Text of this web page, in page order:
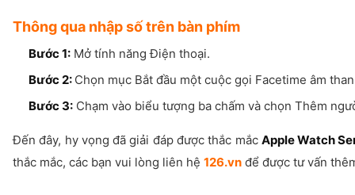
Thông qua nhập số trên bàn phím
Bước 1: Mở tính năng Điện thoại.
Bước 2: Chọn mục Bắt đầu một cuộc gọi Facetime âm
Bước 3: Chạm vào biểu tượng ba chấm và chọn Thêm
Đến đây, hy vọng đã giải đáp được thắc mắc Apple Watch
thắc mắc, các bạn vui lòng liên hệ 126.vn để được tư vấn